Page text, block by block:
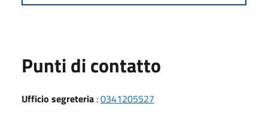
Punti di contatto
Ufficio segreteria :0341205527